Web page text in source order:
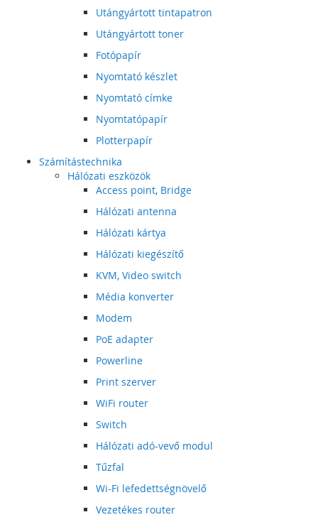
Utángyártott tintapatron
Utángyártott toner
Fotópapír
Nyomtató készlet
Nyomtató címke
Nyomtatópapír
Plotterpapír
Számítástechnika
Hálózati eszközök
Access point, Bridge
Hálózati antenna
Hálózati kártya
Hálózati kiegészítő
KVM, Video switch
Média konverter
Modem
PoE adapter
Powerline
Print szerver
WiFi router
Switch
Hálózati adó-vevő modul
Tűzfal
Wi-Fi lefedettségnövelő
Vezetékes router